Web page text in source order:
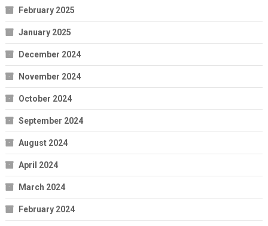
February 2025
January 2025
December 2024
November 2024
October 2024
September 2024
August 2024
April 2024
March 2024
February 2024